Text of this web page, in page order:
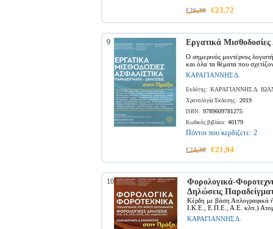
€26,36 €23,72
9 Εργατικά
Ο σημερινός μοντέρνος
και όλα τα θέματα που
ΚΑΡΑΓΙΑΝΝΗΣ Δ.
Εκδότης: ΚΑΡΑΓΙΑΝΝΗΣ Δ.
Χρονολογία Έκδοσης: 2019
ISBN: 9789609781275
Κωδικός βιβλίου: 40179
Πόντοι που κερδίζετε: 2
€24,38 €21,94
10
Φορολογικά-
Δηλώσεις
Κέρδη με βάση Απλογραφικά
Ι.Κ.Ε., Ε.Π.Ε., Α.Ε. κλπ.)
ΚΑΡΑΓΙΑΝΝΗΣ Δ.